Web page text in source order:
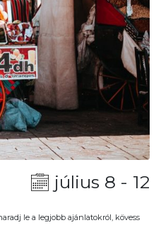
július 8 - 12
le a legjobb ajánlatokról, kövess